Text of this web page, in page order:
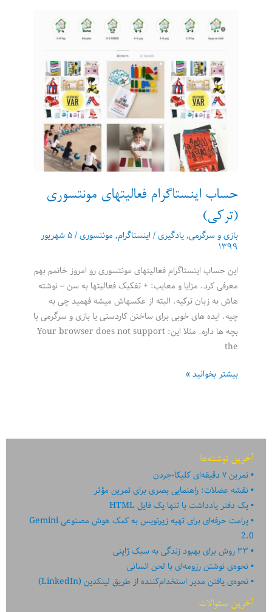
اینستاگرام
سرگرمیهای
کودکان
حساب اینستاگرام فعالیتهای مونتسوری
(ترکی)
بازی و سرگرمی,یادگیری/اینستاگرام, مونتسوری/ ۵ شهریور
۱۳۹۹
این حساب اینستاگرام فعالیتهای مونتسوری رو امروز خانمم بهم
معرفی کرد. مزایا و معایب: + تفکیک فعالیتها به سن – نوشته
هاش به زبان ترکیه. البته از عکسهاش میشه فهمید چی به
چیه. ایده های خوبی برای ساختن کاردستی یا بازی و سرگرمی با
بچه ها داره. مثلا این: Your browser does not support
the
حساب
بیشتر بخوانید »
آخرین نوشته‌ها
تمرین ۷ دقیقه‌ای کلیکا-جردن
نقشه عضلات: راهنمایی بصری برای تمرین مؤثر
یک دفتر یادداشت با تنها یک فایل HTML
پرامت حرفه‌ای برای تهیه زیرنویس به کمک هوش مصنوعی Gemini
2.0
۳۳ روش برای بهبود زندگی به سبک ژاپنی
نحوه‌ی نوشتن رزومه‌ای با لحن انسانی
نحوه‌ی یافتن مدیر استخدام‌کننده از طریق لینکدین (LinkedIn)
آخرین سئوالات